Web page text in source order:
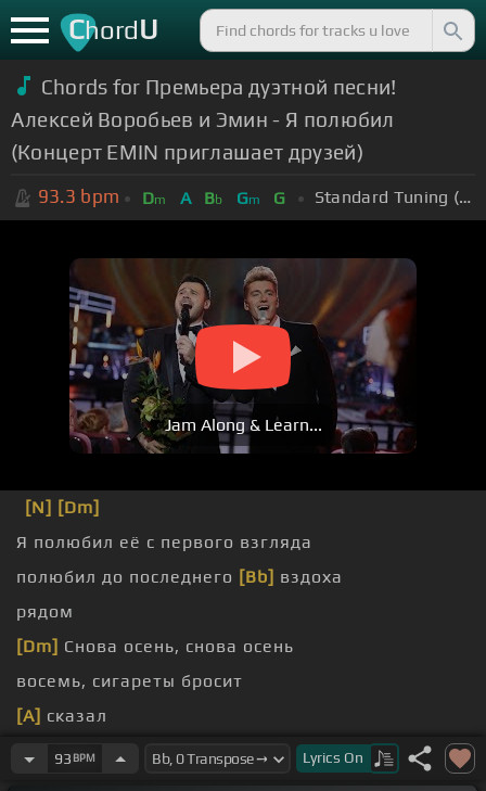
ChordU
Chords for Премьера дуэтной песни!
Алексей Воробьев и Эмин - Я полюбил
(Концерт EMIN приглашает друзей)
93.3 bpm Dm A Bb Gm G Standard Tuning (EADGBE)
Jam Along & Learn...
[N] [Dm]
Я полюбил её с первого взгляда
полюбил до последнего [Bb] вздоха
рядом
[Dm] Снова осень, снова осень
восемь, сигареты бросит
[A] сказал
мы, почему
[Bb]мы
93 BPM Lyrics On